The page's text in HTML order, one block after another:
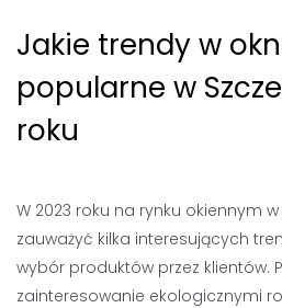
Jakie trendy w
popularne w
roku
W 2023 roku na rynku okiennym
zauważyć kilka interesujących
wybór produktów przez klientów.
zainteresowanie ekologicznymi